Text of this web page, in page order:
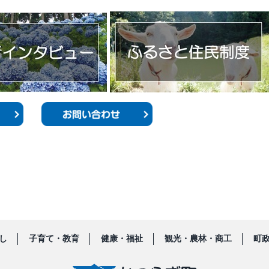
子育て・教育 健康・福祉 観光・農林・商工 町